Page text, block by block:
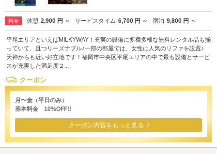
料金 休憩 2,900 円 ～ サービスタイム 6,700 円 ～ 宿泊 9,800 円 ～
平尾エリアといえばMILKYWAY！充実の設備に多種多様な無料レンタル品も揃
っていて、且つリーズナブル♪一部の部屋では、女性に人気のリファを設置♪
天神からも近い好立地です！福岡市中央区平尾エリアの中で最も設備とサービ
スが充実した満足度２...
クーポン
月〜金（平日のみ）
基本料金 10%OFF!!
クーポン内容をもっと見る